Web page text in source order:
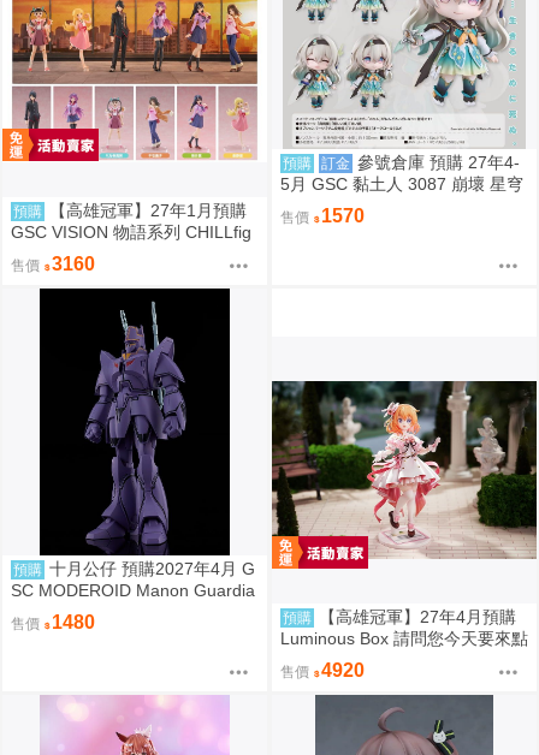
預購
【高雄冠軍】27年1月預購
GSC VISION 物語系列 CHILLfig
g 化物語 中盒6入販售 免訂金092
8
售價 3160
預購 訂金 參號倉庫 預購 27年4-
5月 GSC 黏土人 3087 崩壞 星穹
鐵道 流螢 9/6 超取免訂
售價 1570
預購 十月公仔 預購2027年4月 G
SC MODEROID Manon Guardia
n 組裝模型 0907
售價 1480 預購
【高雄冠軍】27年4月預購
Luminous Box 請問您今天要來點
兔子嗎？ 心愛 禮服Ver 1/7 免訂
金0907
售價 4920